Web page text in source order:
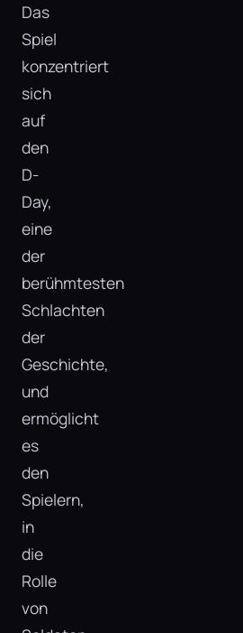
Das
Spiel
konzentriert
sich
auf
den
D-
Day,
eine
der
berühmtesten
Schlachten
der
Geschichte,
und
ermöglicht
es
den
Spielern,
in
die
Rolle
von